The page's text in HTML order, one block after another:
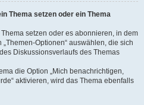
Thema setzen oder ein Thema
setzen oder es abonnieren, in dem
Optionen“ auswählen, die sich
Diskussionsverlaufs des Themas
die Option „Mich benachrichtigen,
aktivieren, wird das Thema ebenfalls